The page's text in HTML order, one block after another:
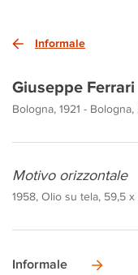
Informale
Giuseppe Ferrari
Bologna, 1921 - Bologna,
Motivo orizzontale
1958, Olio su tela, 59,5
Informale